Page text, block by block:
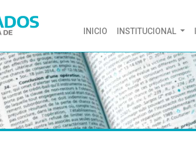
INICIO (CURRENT)
INSTITUCIONAL